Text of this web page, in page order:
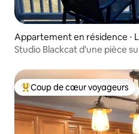
Appartement en résidence ⋅
Studio Blackcat d'une pièce
Coups de cœur voyageurs les
Coup de cœur voyageurs